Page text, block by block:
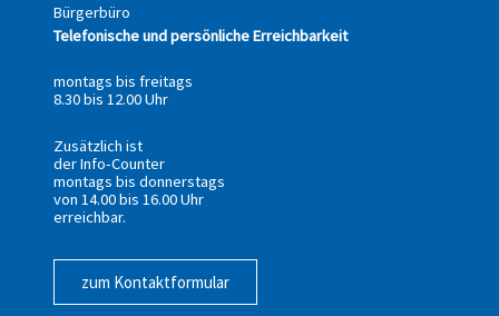
Bürgerbüro
Telefonische und persönliche Erreichbarkeit
montags bis freitags
8.30 bis 12.00 Uhr
Zusätzlich ist
der Info-Counter
montags bis donnerstags
von 14.00 bis 16.00 Uhr
erreichbar.
zum Kontaktformular